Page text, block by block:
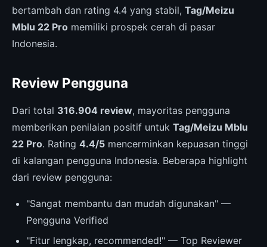
bertambah dan rating 4.4 yang stabil, Tag/Meizu
Mblu 22 Pro memiliki prospek cerah di pasar
Indonesia.
Review Pengguna
Dari total 316.904 review, mayoritas pengguna
memberikan penilaian positif untuk Tag/Meizu Mblu
22 Pro. Rating 4.4/5 mencerminkan kepuasan tinggi
di kalangan pengguna Indonesia. Beberapa highlight
dari review pengguna:
"Sangat membantu dan mudah digunakan" —
Pengguna Verified
"Fitur lengkap, recommended!" — Top Reviewer